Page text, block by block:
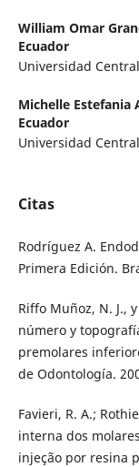
William Omar
Ecuador
Universidad
Michelle Estefania
Ecuador
Universidad
Citas
Rodríguez A.
Primera Edición.
Riffo Muñoz, N. J.,
número y
premolares
de Odontología.
Favieri, R. A.;
interna dos
injeção por resina